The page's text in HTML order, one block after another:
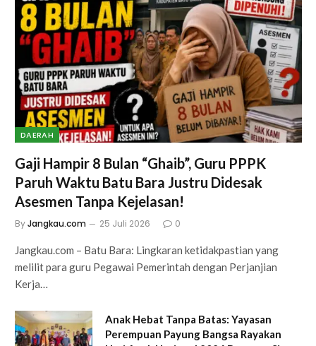
DAERAH
Gaji Hampir 8 Bulan “Ghaib”, Guru PPPK
Paruh Waktu Batu Bara Justru Didesak
Asesmen Tanpa Kejelasan!
ByJangkau.com 25 Juli 2026 0
Jangkau.com – Batu Bara: Lingkaran ketidakpastian yang
melilit para guru Pegawai Pemerintah dengan Perjanjian
Kerja…
Anak Hebat Tanpa Batas: Yayasan
Perempuan Payung Bangsa Rayakan